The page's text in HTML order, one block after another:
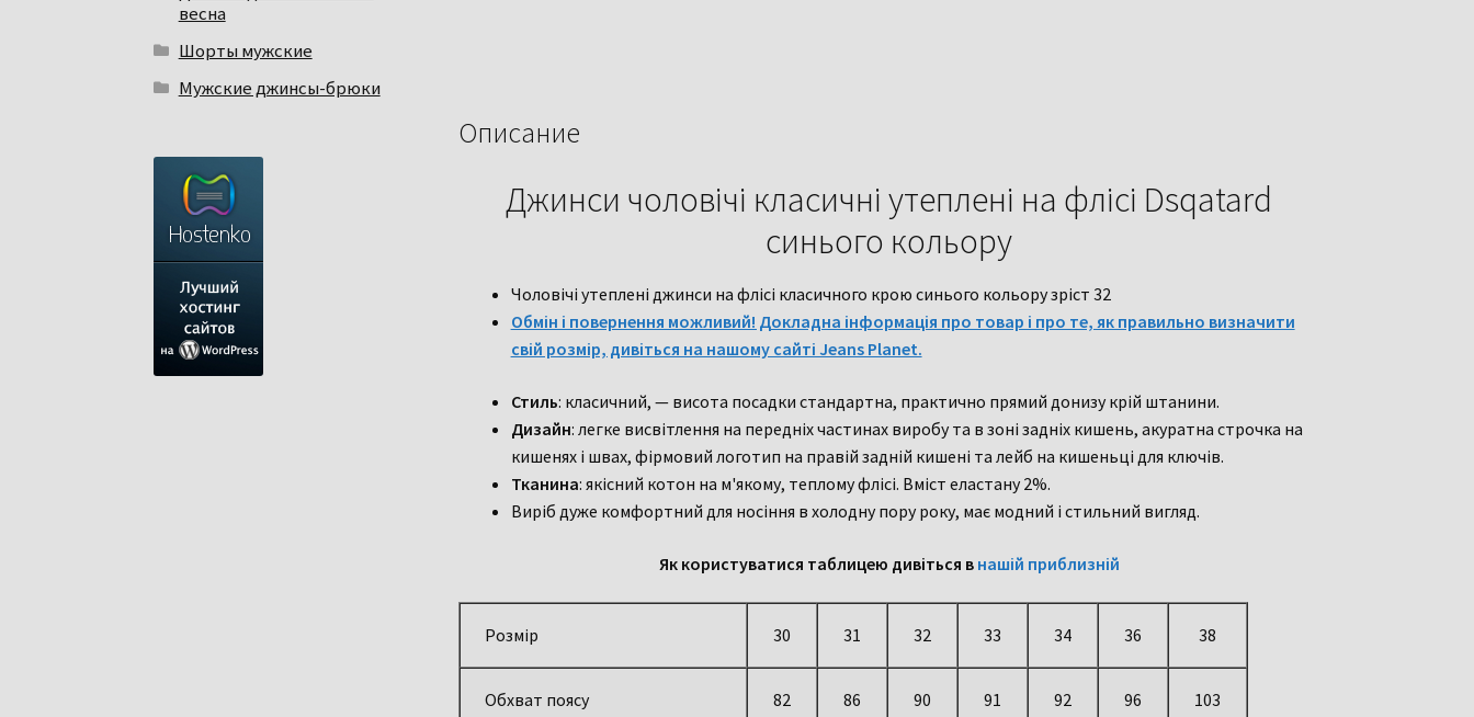
Описание
Джинси чоловічі класичні утеплені на флісі Dsqatard
синього кольору
Чоловічі утеплені джинси на флісі класичного крою синього кольору зріст 32
Обмін і повернення можливий! Докладна інформація про товар і про те, як правильно визначити
свій розмір, дивіться на нашому сайті Jeans Planet.
Стиль: класичний, — висота посадки стандартна, практично прямий донизу крій штанини.
Дизайн: легке висвітлення на передніх частинах виробу та в зоні задніх кишень, акуратна строчка на
кишенях і швах, фірмовий логотип на правій задній кишені та лейб на кишеньці для ключів.
Тканина: якісний котон на м'якому, теплому флісі. Вміст еластану 2%.
Виріб дуже комфортний для носіння в холодну пору року, має модний і стильний вигляд.
Як користуватися таблицею дивіться в нашій приблизній
Розмір 30 31 32 33 34 36 38
Обхват поясу 82 86 90 91 92 96 103
весна
Шорты мужские
Мужские джинсы-брюки